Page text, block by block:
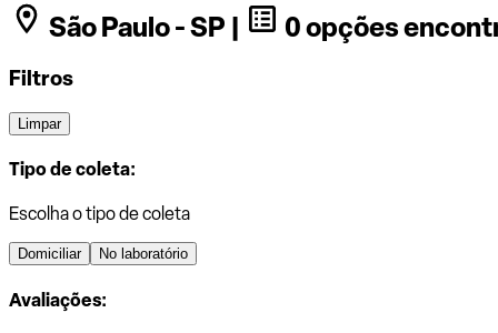
São Paulo - SP |
0 opções
Filtros
Limpar
Tipo de coleta:
Escolha o tipo de coleta
Domiciliar No laboratório
Avaliações: